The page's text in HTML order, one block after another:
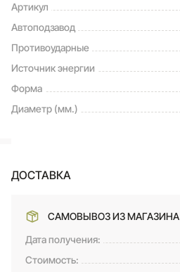
Артикул
Автоподзавод
Противоударные
Источник энергии
Форма
Диаметр (мм.)
ДОСТАВКА
САМОВЫВОЗ ИЗ МАГАЗИНА
Дата получения:
Стоимость: